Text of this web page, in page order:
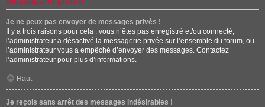
Je ne peux pas envoyer de messages privés !
Il y a trois raisons pour cela : vous n’êtes pas enregistré et/ou connecté,
l’administrateur a désactivé la messagerie privée sur l’ensemble du forum, ou
l’administrateur vous a empêché d’envoyer des messages. Contactez
l’administrateur pour plus d’informations.
Haut
Je reçois sans arrêt des messages indésirables !